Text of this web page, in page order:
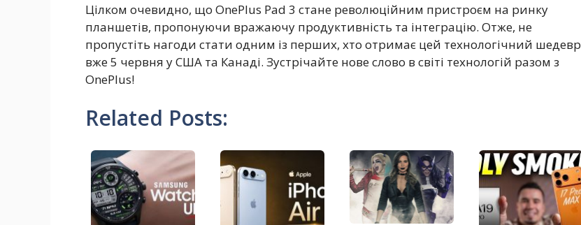
Цілком очевидно, що OnePlus Pad 3 стане революційним пристроєм на ринку
планшетів, пропонуючи вражаючу продуктивність та інтеграцію. Отже, не
пропустіть нагоди стати одним із перших, хто отримає цей технологічний шедевр
вже 5 червня у США та Канаді. Зустрічайте нове слово в світі технологій разом з
OnePlus!
Related Posts: